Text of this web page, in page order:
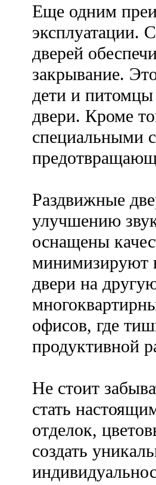
Еще одним
эксплуатации.
дверей
закрывание.
дети и
двери. Кроме
специальными
Раздвижные
улучшению
оснащены
минимизируют
двери на
офисов, где
продуктивной
Не стоит
стать
отделок,
создать